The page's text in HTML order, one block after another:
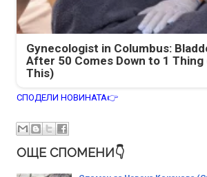
Gynecologist in Columbus:
After 50 Comes Down to 1 Thing
This)
СПОДЕЛИ НОВИНАТА👉
ОЩЕ СПОМЕНИ👇